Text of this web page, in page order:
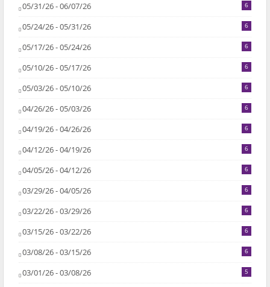
05/31/26 - 06/07/26 6
05/24/26 - 05/31/26 6
05/17/26 - 05/24/26 6
05/10/26 - 05/17/26 6
05/03/26 - 05/10/26 6
04/26/26 - 05/03/26 6
04/19/26 - 04/26/26 6
04/12/26 - 04/19/26 6
04/05/26 - 04/12/26 6
03/29/26 - 04/05/26 6
03/22/26 - 03/29/26 6
03/15/26 - 03/22/26 6
03/08/26 - 03/15/26 6
03/01/26 - 03/08/26 5